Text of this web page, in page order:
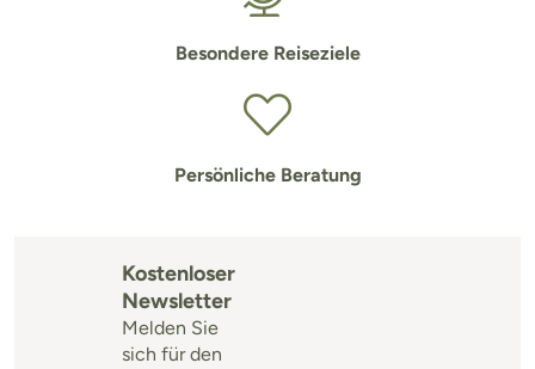
Besondere Reiseziele
Persönliche Beratung
Kostenloser
Newsletter
Melden Sie
sich für den